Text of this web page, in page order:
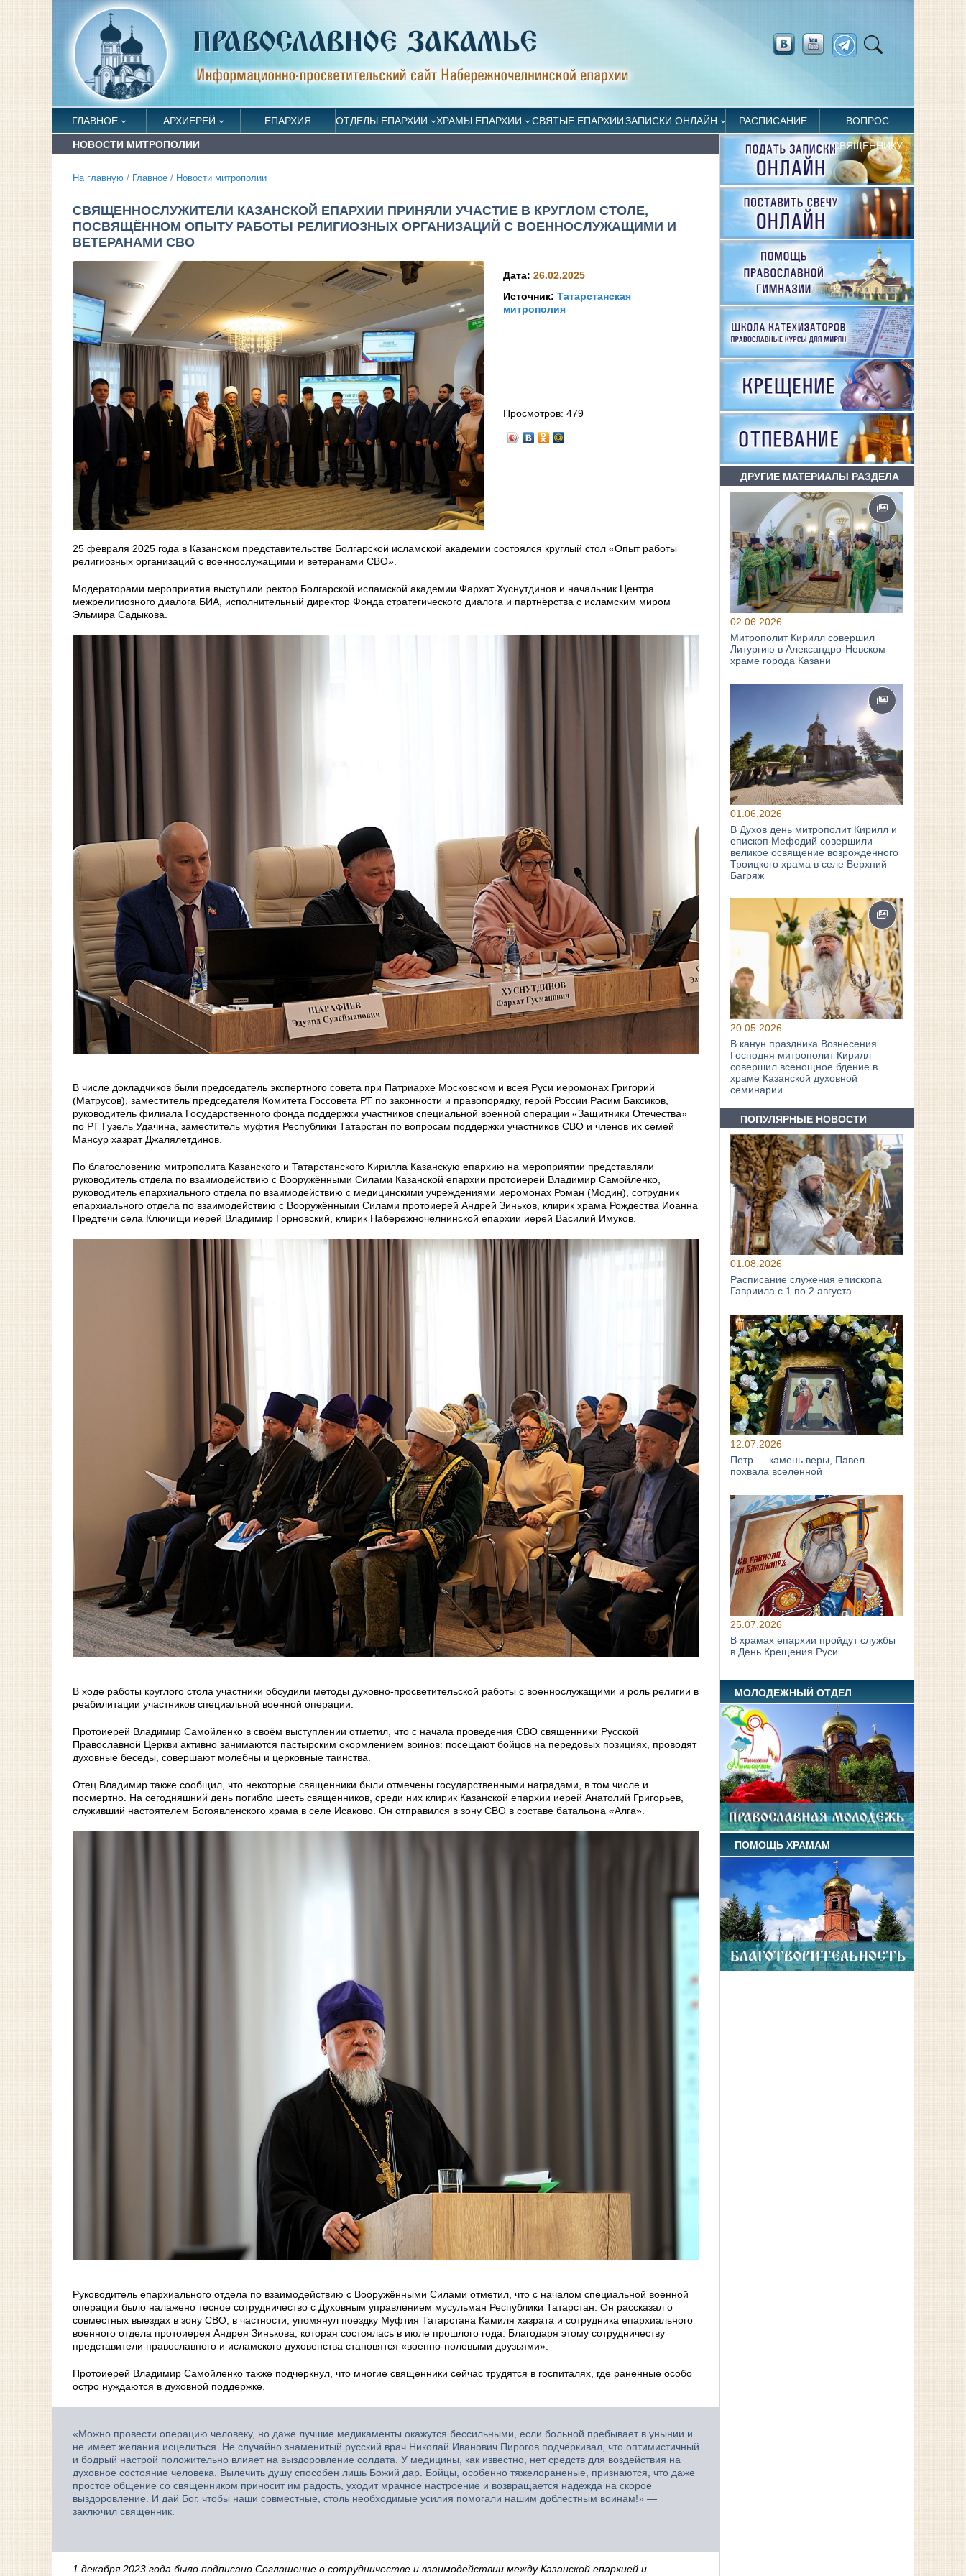
ГЛАВНОЕ АРХИЕРЕЙ ЕПАРХИЯ ОТДЕЛЫ ЕПАРХИИ ХРАМЫ ЕПАРХИИ СВЯТЫЕ ЕПАРХИИЗАПИСКИ ОНЛАЙН РАСПИСАНИЕ ВОПРОС
СВЯЩЕННИКУ
НОВОСТИ МИТРОПОЛИИ
На главную / Главное / Новости митрополии
СВЯЩЕННОСЛУЖИТЕЛИ КАЗАНСКОЙ ЕПАРХИИ ПРИНЯЛИ УЧАСТИЕ В КРУГЛОМ СТОЛЕ,
ПОСВЯЩЁННОМ ОПЫТУ РАБОТЫ РЕЛИГИОЗНЫХ ОРГАНИЗАЦИЙ С ВОЕННОСЛУЖАЩИМИ И
ВЕТЕРАНАМИ СВО
Дата:26.02.2025
Источник:Татарстанская
митрополия
Просмотров:479
25 февраля 2025 года в Казанском представительстве Болгарской исламской академии состоялся круглый стол «Опыт работы
религиозных организаций с военнослужащими и ветеранами СВО».
Модераторами мероприятия выступили ректор Болгарской исламской академии Фархат Хуснутдинов и начальник Центра
межрелигиозного диалога БИА, исполнительный директор Фонда стратегического диалога и партнёрства с исламским миром
Эльмира Садыкова.
В числе докладчиков были председатель экспертного совета при Патриархе Московском и всея Руси иеромонах Григорий
(Матрусов), заместитель председателя Комитета Госсовета РТ по законности и правопорядку, герой России Расим Баксиков,
руководитель филиала Государственного фонда поддержки участников специальной военной операции «Защитники Отечества»
по РТ Гузель Удачина, заместитель муфтия Республики Татарстан по вопросам поддержки участников СВО и членов их семей
Мансур хазрат Джалялетдинов.
По благословению митрополита Казанского и Татарстанского Кирилла Казанскую епархию на мероприятии представляли
руководитель отдела по взаимодействию с Вооружёнными Силами Казанской епархии протоиерей Владимир Самойленко,
руководитель епархиального отдела по взаимодействию с медицинскими учреждениями иеромонах Роман (Модин), сотрудник
епархиального отдела по взаимодействию с Вооружёнными Силами протоиерей Андрей Зиньков, клирик храма Рождества Иоанна
Предтечи села Ключищи иерей Владимир Горновский, клирик Набережночелнинской епархии иерей Василий Имуков.
В ходе работы круглого стола участники обсудили методы духовно-просветительской работы с военнослужащими и роль религии в
реабилитации участников специальной военной операции.
Протоиерей Владимир Самойленко в своём выступлении отметил, что с начала проведения СВО священники Русской
Православной Церкви активно занимаются пастырским окормлением воинов: посещают бойцов на передовых позициях, проводят
духовные беседы, совершают молебны и церковные таинства.
Отец Владимир также сообщил, что некоторые священники были отмечены государственными наградами, в том числе и
посмертно. На сегодняшний день погибло шесть священников, среди них клирик Казанской епархии иерей Анатолий Григорьев,
служивший настоятелем Богоявленского храма в селе Исаково. Он отправился в зону СВО в составе батальона «Алга».
Руководитель епархиального отдела по взаимодействию с Вооружёнными Силами отметил, что с началом специальной военной
операции было налажено тесное сотрудничество с Духовным управлением мусульман Республики Татарстан. Он рассказал о
совместных выездах в зону СВО, в частности, упомянул поездку Муфтия Татарстана Камиля хазрата и сотрудника епархиального
военного отдела протоиерея Андрея Зинькова, которая состоялась в июле прошлого года. Благодаря этому сотрудничеству
представители православного и исламского духовенства становятся «военно-полевыми друзьями».
Протоиерей Владимир Самойленко также подчеркнул, что многие священники сейчас трудятся в госпиталях, где раненные особо
остро нуждаются в духовной поддержке.
«Можно провести операцию человеку, но даже лучшие медикаменты окажутся бессильными, если больной пребывает в унынии и
не имеет желания исцелиться. Не случайно знаменитый русский врач Николай Иванович Пирогов подчёркивал, что оптимистичный
и бодрый настрой положительно влияет на выздоровление солдата. У медицины, как известно, нет средств для воздействия на
духовное состояние человека. Вылечить душу способен лишь Божий дар. Бойцы, особенно тяжелораненые, признаются, что даже
простое общение со священником приносит им радость, уходит мрачное настроение и возвращается надежда на скорое
выздоровление. И дай Бог, чтобы наши совместные, столь необходимые усилия помогали нашим доблестным воинам!» —
заключил священник.
1 декабря 2023 года было подписано Соглашение о сотрудничестве и взаимодействии между Казанской епархией и
ДРУГИЕ МАТЕРИАЛЫ РАЗДЕЛА
02.06.2026
Митрополит Кирилл совершил
Литургию в Александро-Невском
храме города Казани
01.06.2026
В Духов день митрополит Кирилл и
епископ Мефодий совершили
великое освящение возрождённого
Троицкого храма в селе Верхний
Багряж
20.05.2026
В канун праздника Вознесения
Господня митрополит Кирилл
совершил всенощное бдение в
храме Казанской духовной
семинарии
ПОПУЛЯРНЫЕ НОВОСТИ
01.08.2026
Расписание служения епископа
Гавриила с 1 по 2 августа
12.07.2026
Петр — камень веры, Павел —
похвала вселенной
25.07.2026
В храмах епархии пройдут службы
в День Крещения Руси
МОЛОДЕЖНЫЙ ОТДЕЛ
ПОМОЩЬ ХРАМАМ